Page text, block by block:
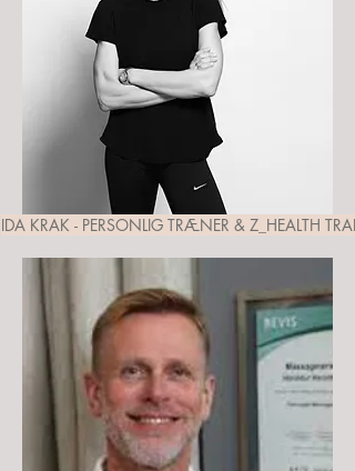
IDA KRAK - PERSONLIG TRÆNER & Z_HEALTH